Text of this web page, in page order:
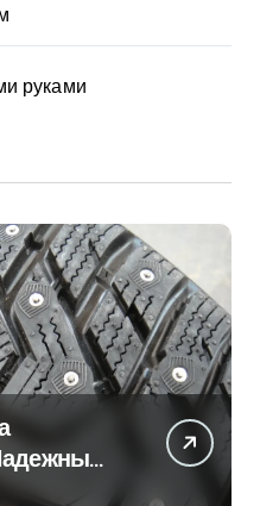
руками